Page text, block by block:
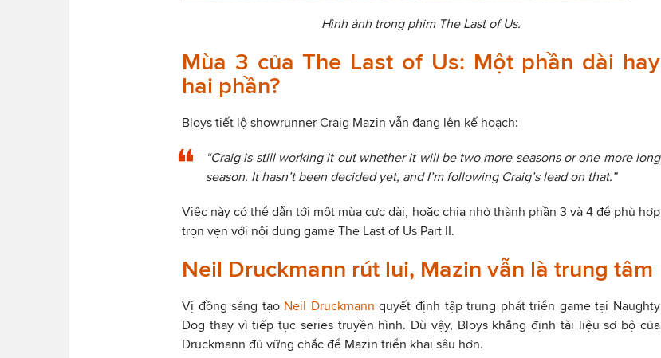
Hình ảnh trong phim The Last of Us.
Mùa 3 của The Last of Us: Một phần dài hay
hai phần?
Bloys tiết lộ showrunner Craig Mazin vẫn đang lên kế hoạch:
“Craig is still working it out whether it will be two more seasons or one more long
season. It hasn’t been decided yet, and I’m following Craig’s lead on that.”
Việc này có thể dẫn tới một mùa cực dài, hoặc chia nhỏ thành phần 3 và 4 để phù hợp
trọn vẹn với nội dung game The Last of Us Part II.
Neil Druckmann rút lui, Mazin vẫn là trung tâm
Vị đồng sáng tạo Neil Druckmann quyết định tập trung phát triển game tại Naughty
Dog thay vì tiếp tục series truyền hình. Dù vậy, Bloys khẳng định tài liệu sơ bộ của
Druckmann đủ vững chắc để Mazin triển khai sâu hơn.